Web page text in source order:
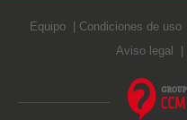
Equipo Condiciones de uso
Aviso legal